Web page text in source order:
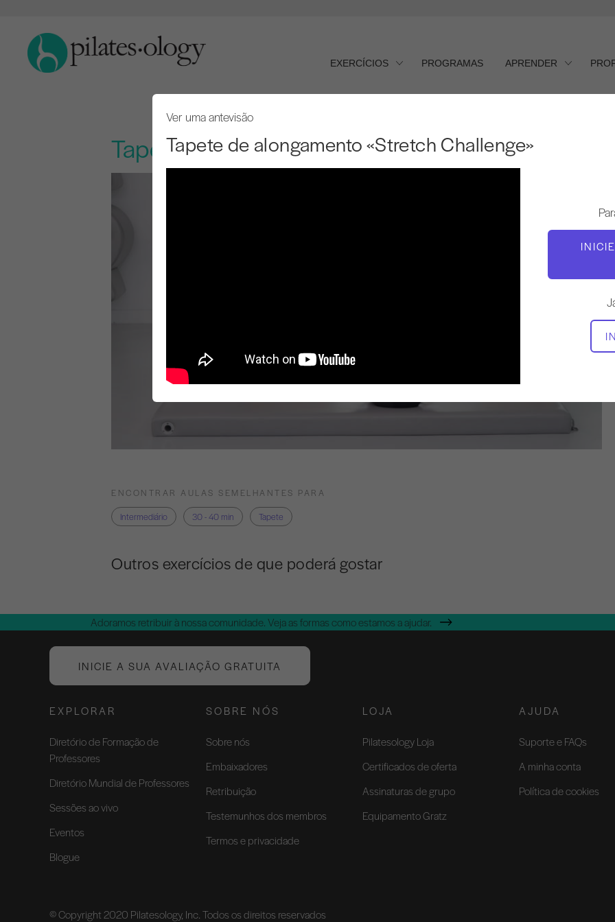
EXERCÍCIOS PROGRAMAS APRENDER
Tapete de alongamento «Stretch Challenge»
Ver uma antevisão
Tapete de alongamento «Stretch Challenge»
ENCONTRAR AULAS SEMELHANTES PARA
Intermediário
30 - 40 min Tapete
Outros exercícios de que poderá gostar
Adoramos retribuir à nossa comunidade. Veja as formas como estamos a ajudar.
INICIE A SUA AVALIAÇÃO GRATUITA
EXPLORAR
Diretório de Formação de
Professores
Diretório Mundial de Professores
Sessões ao vivo
Eventos
Blogue
SOBRE NÓS
Sobre nós
Embaixadores
Retribuição
Testemunhos dos membros
Termos e privacidade
LOJA
Pilatesology Loja
Certificados de oferta
Assinaturas de grupo
Equipamento Gratz
AJUDA
Suporte e FAQs
A minha conta
Política de cookies
© Copyright 2020 Pilatesology, Inc. Todos os direitos reservados